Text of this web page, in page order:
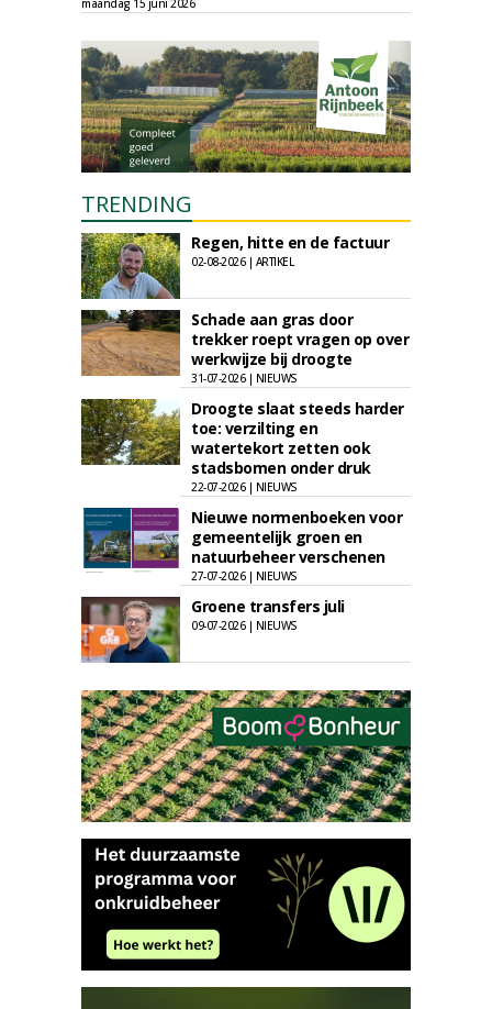
maandag 15 juni 2026
TRENDING
Regen, hitte en de factuur
02-08-2026 | ARTIKEL
Schade aan gras door
trekker roept vragen op over
werkwijze bij droogte
31-07-2026 | NIEUWS
Droogte slaat steeds harder
toe: verzilting en
watertekort zetten ook
stadsbomen onder druk
22-07-2026 | NIEUWS
Nieuwe normenboeken voor
gemeentelijk groen en
natuurbeheer verschenen
27-07-2026 | NIEUWS
Groene transfers juli
09-07-2026 | NIEUWS